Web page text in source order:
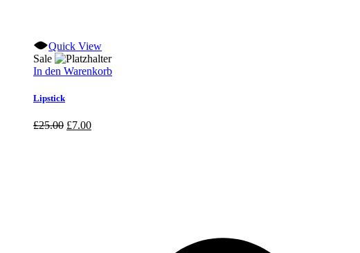
Quick View
Sale
In den Warenkorb
Lipstick
£25.00 Ursprünglicher
£7.00Aktueller